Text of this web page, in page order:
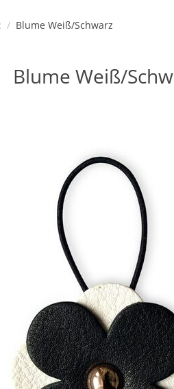
/ Blume Weiß/Schwarz
Blume Weiß/